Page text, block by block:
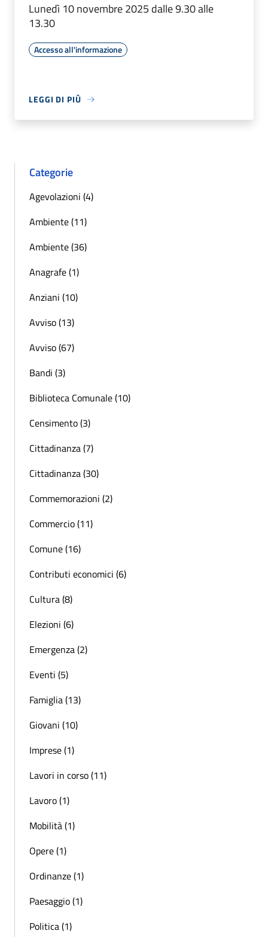
Lunedì 10 novembre 2025 dalle 9.30 alle
13.30
Accesso all'informazione
LEGGI DI PIÙ
Categorie
Agevolazioni (4)
Ambiente (11)
Ambiente (36)
Anagrafe (1)
Anziani (10)
Avviso (13)
Avviso (67)
Bandi (3)
Biblioteca Comunale (10)
Censimento (3)
Cittadinanza (7)
Cittadinanza (30)
Commemorazioni (2)
Commercio (11)
Comune (16)
Contributi economici (6)
Cultura (8)
Elezioni (6)
Emergenza (2)
Eventi (5)
Famiglia (13)
Giovani (10)
Imprese (1)
Lavori in corso (11)
Lavoro (1)
Mobilità (1)
Opere (1)
Ordinanze (1)
Paesaggio (1)
Politica (1)